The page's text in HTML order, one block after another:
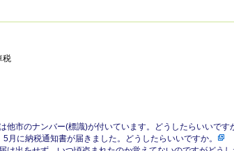
税
他市のナンバー(標識)が付いています。どうしたらいいです
月に納税通知書が届きました。どうしたらいいですか。